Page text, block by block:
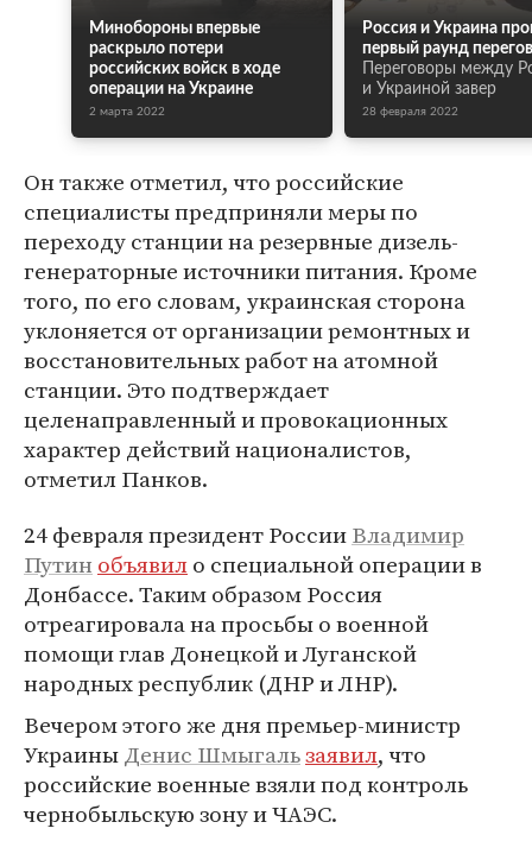
Минобороны впервые
раскрыло потери
российских войск в ходе
операции на Украине
2 марта 2022
Россия и Украина
первый раунд
Переговоры между
и Украиной завер
28 февраля 2022
Он также отметил, что российские
специалисты предприняли меры по
переходу станции на резервные дизель-
генераторные источники питания. Кроме
того, по его словам, украинская сторона
уклоняется от организации ремонтных и
восстановительных работ на атомной
станции. Это подтверждает
целенаправленный и провокационных
характер действий националистов,
отметил Панков.
24 февраля президент РоссииВладимир
Путин объявило специальной операции в
Донбассе. Таким образом Россия
отреагировала на просьбы о военной
помощи глав Донецкой и Луганской
народных республик (ДНР и ЛНР).
Вечером этого же дня премьер-министр
УкраиныДенис Шмыгальзаявил, что
российские военные взяли под контроль
чернобыльскую зону и ЧАЭС.